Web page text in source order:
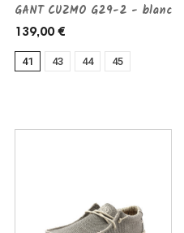
GANT CUZMO G29-2 - blanc
139,00 €
41 43 44 45